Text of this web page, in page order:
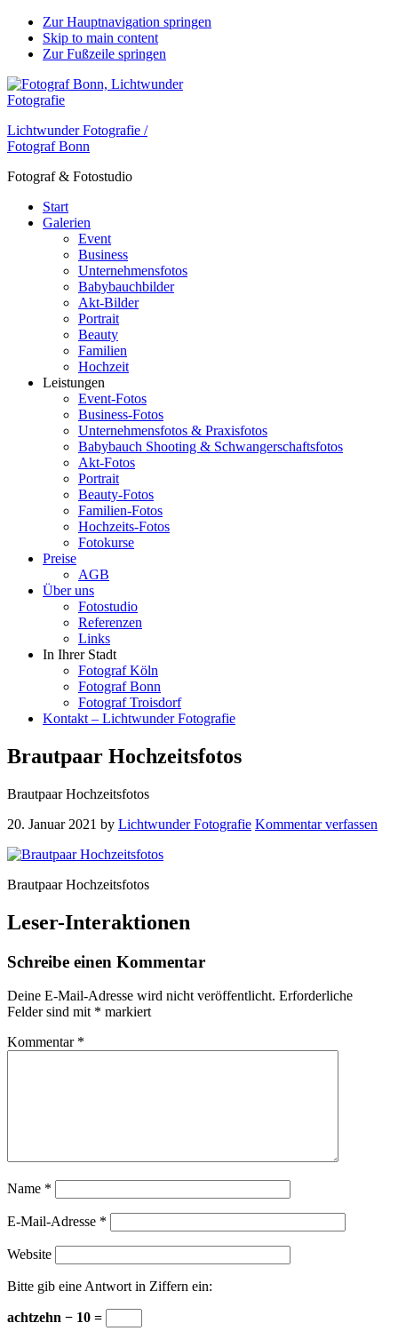
Zur Hauptnavigation springen
Skip to main content
Zur Fußzeile springen
Lichtwunder Fotografie /
Fotograf Bonn
Fotograf & Fotostudio
Start
Galerien
Event
Business
Unternehmensfotos
Babybauchbilder
Akt-Bilder
Portrait
Beauty
Familien
Hochzeit
Leistungen
Event-Fotos
Business-Fotos
Unternehmensfotos & Praxisfotos
Babybauch Shooting & Schwangerschaftsfotos
Akt-Fotos
Portrait
Beauty-Fotos
Familien-Fotos
Hochzeits-Fotos
Fotokurse
Preise
AGB
Über uns
Fotostudio
Referenzen
Links
In Ihrer Stadt
Fotograf Köln
Fotograf Bonn
Fotograf Troisdorf
Kontakt – Lichtwunder Fotografie
Brautpaar Hochzeitsfotos
Brautpaar Hochzeitsfotos
20. Januar 2021 by Lichtwunder Fotografie Kommentar verfassen
Brautpaar Hochzeitsfotos
Leser-Interaktionen
Schreibe einen Kommentar
Deine E-Mail-Adresse wird nicht veröffentlicht. Erforderliche
Felder sind mit * markiert
Kommentar *
Name *
E-Mail-Adresse *
Website
Bitte gib eine Antwort in Ziffern ein:
achtzehn − 10 =